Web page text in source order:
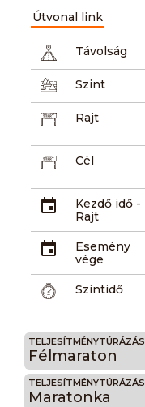
Útvonal link
Távolság
Szint
Rajt
Cél
Kezdő idő -
Rajt
Esemény
vége
Szintidő
TELJESÍTMÉNYTÚRÁZÁS
Félmaraton
TELJESÍTMÉNYTÚRÁZÁS
Maratonka